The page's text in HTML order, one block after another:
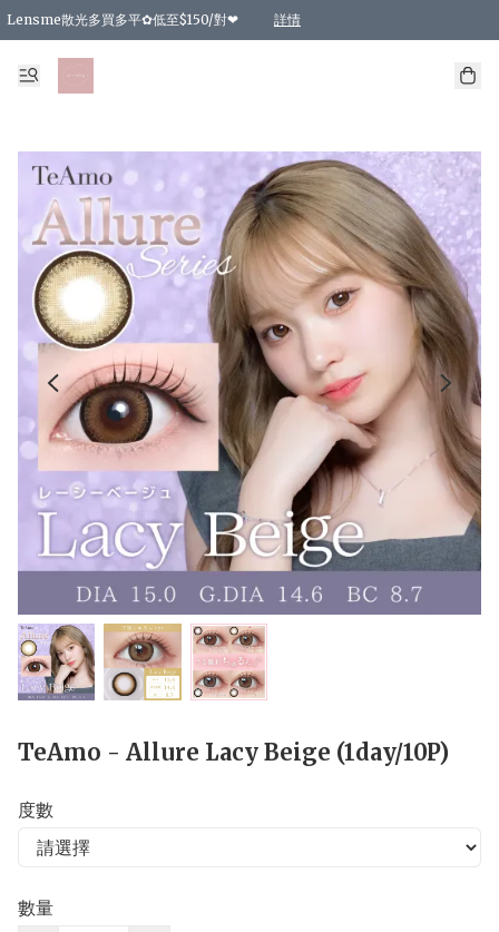
Lensme散光多買多平✿低至$150/對❤ 詳情
台灣Karacon⁩✧日拋 特價清貨❁⃘
日本韓國多款日/月拋現貨☼ 特價❤︎數量有限 售完即止
🇰🇷韓國多款月拋現貨 特價兩對$99✿數量有限 售完即止♫
精選商品，任選買2件或以上9 折；買4件或以上85 折；買6件或以上8 折
精選商品，任選買2件HKD 140.00；買4件HKD 260.00
精選商品，任選買2件HKD 190.00；買4件HKD 360.00
精選商品，任選買2件HKD 110.00；買4件HKD 180.00
精選商品，任選買2件HKD 170.00；買4件HKD 320.00
精選商品，任選買2件或以上減HKD 148.00
精選商品，任選買2件或以上減HKD 148.00
精選商品，任選買2件或以上95 折；買4件或以上9 折；買6件或以上85 折；買8件
精選商品，任選買12件或以上87 折
精選商品，任選買2件或以上減HKD 16.00；買4件或以上減HKD 32.00；買6
精選商品，任選買2件或以上95 折；買4件或以上9 折；買8件或以上85 折；買12
購物滿 HKD 800.00即享免運費優惠！（適用於 特定的送貨方式 )
TeAmo - Allure Lacy Beige (1day/10P)
度數
數量